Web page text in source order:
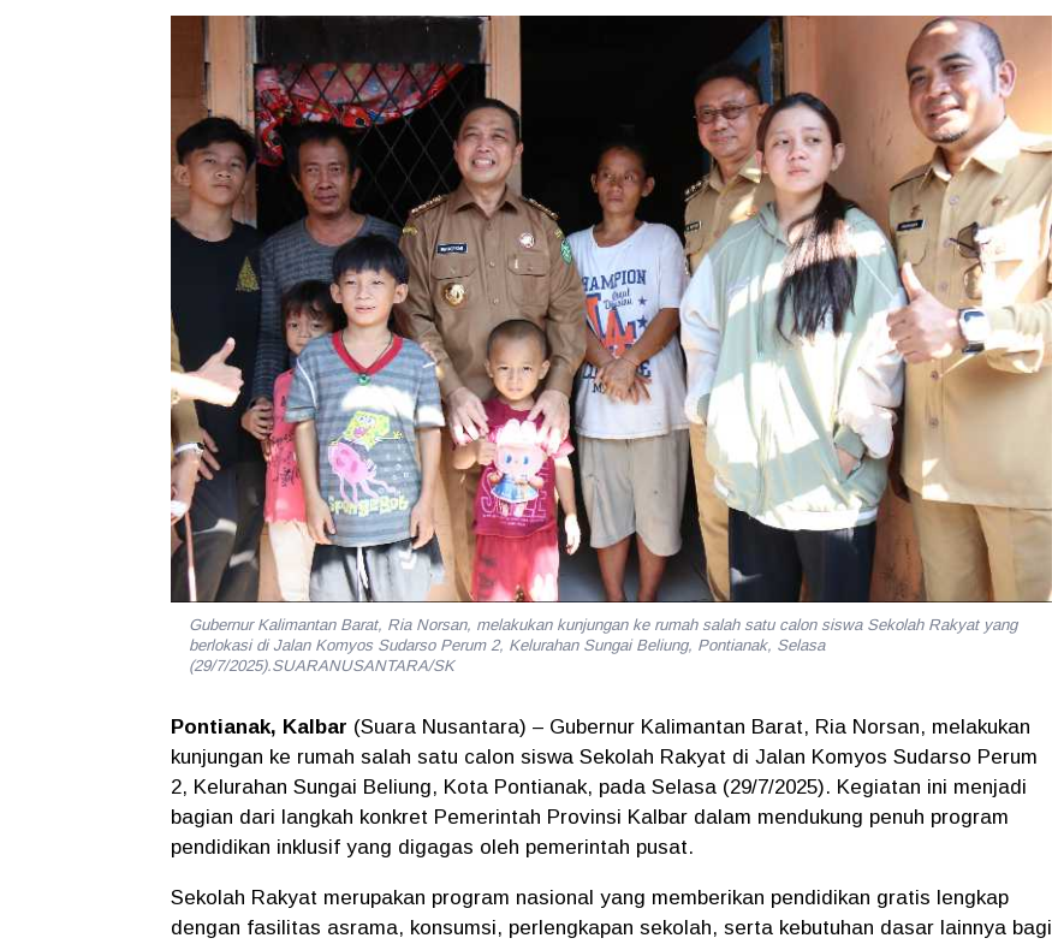
Gubernur Kalimantan Barat, Ria Norsan, melakukan kunjungan ke rumah salah satu calon siswa Sekolah Rakyat yang
berlokasi di Jalan Komyos Sudarso Perum 2, Kelurahan Sungai Beliung, Pontianak, Selasa
(29/7/2025).SUARANUSANTARA/SK
Pontianak, Kalbar (Suara Nusantara) – Gubernur Kalimantan Barat, Ria Norsan, melakukan
kunjungan ke rumah salah satu calon siswa Sekolah Rakyat di Jalan Komyos Sudarso Perum
2, Kelurahan Sungai Beliung, Kota Pontianak, pada Selasa (29/7/2025). Kegiatan ini menjadi
bagian dari langkah konkret Pemerintah Provinsi Kalbar dalam mendukung penuh program
pendidikan inklusif yang digagas oleh pemerintah pusat.
Sekolah Rakyat merupakan program nasional yang memberikan pendidikan gratis lengkap
dengan fasilitas asrama, konsumsi, perlengkapan sekolah, serta kebutuhan dasar lainnya bagi